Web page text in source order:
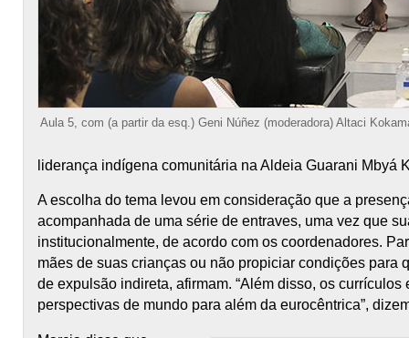
Aula 5, com (a partir da esq.) Geni Núñez (moderadora) Altaci
liderança indígena comunitária na Aldeia Guarani Mbyá
A escolha do tema levou em consideração que a
acompanhada de uma série de entraves, uma vez que
institucionalmente, de acordo com os coordenadores.
mães de suas crianças ou não propiciar condições para
de expulsão indireta, afirmam. “Além disso, os
perspectivas de mundo para além da eurocêntrica”,